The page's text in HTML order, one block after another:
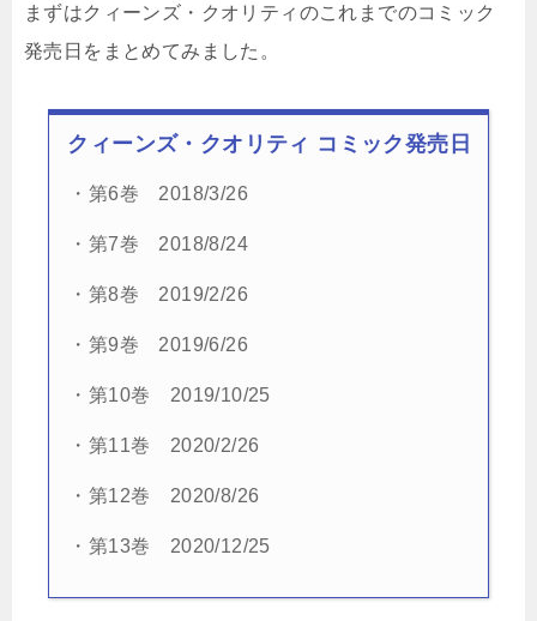
まずはクィーンズ・クオリティのこれまでのコミック
発売日をまとめてみました。
クィーンズ・クオリティ コミック発売日
・第6巻 2018/3/26
・第7巻 2018/8/24
・第8巻 2019/2/26
・第9巻 2019/6/26
・第10巻 2019/10/25
・第11巻 2020/2/26
・第12巻 2020/8/26
・第13巻 2020/12/25